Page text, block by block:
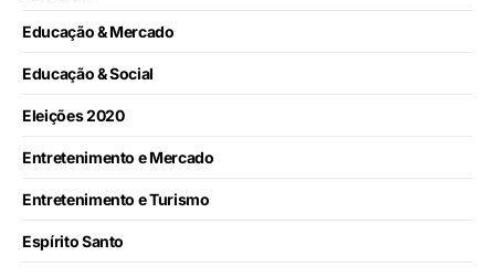
Educação & Mercado
Educação & Social
Eleições 2020
Entretenimento e Mercado
Entretenimento e Turismo
Espírito Santo